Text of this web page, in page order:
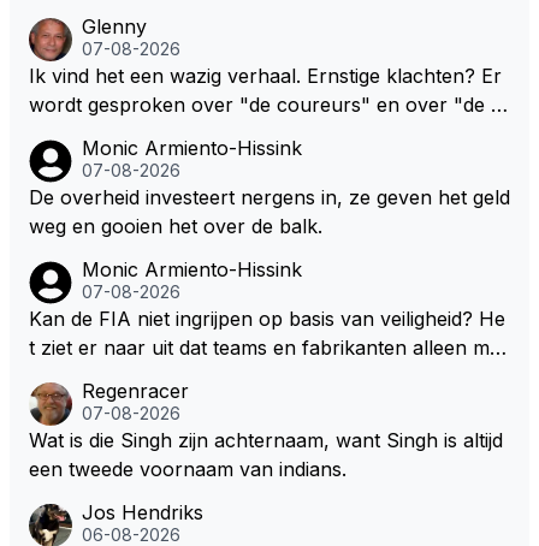
Glenny
07-08-2026
Ik vind het een wazig verhaal. Ernstige klachten? Er
wordt gesproken over "de coureurs" en over "de te
aakt hoe deze standpunten c.q. opvattingen zijn ver
deeld. Ik bedoel, hoeveel coureurs, 2, 8 of meer? E
n hoeveel en welke teams? De coureurs hebben er
deel. Oh ja, welke? Het enige dat concreet is, is de m
edewerking van Pirelli. In mijn ogen wordt het daard
oor lastig om de juiste context te bepalen. Maar welli
Monic Armiento-Hissink
07-08-2026
De overheid investeert nergens in, ze geven het geld
weg en gooien het over de balk.
Monic Armiento-Hissink
07-08-2026
Kan de FIA niet ingrijpen op basis van veiligheid? He
t ziet er naar uit dat teams en fabrikanten alleen ma
hun coureurs op de laatste plaats komt. Eigenlijk he
bben coureurs maar weinig te vertellen over hun ve
iligheid, er wordt toch niet naar ze geluisterd.
Regenracer
07-08-2026
Wat is die Singh zijn achternaam, want Singh is altijd
een tweede voornaam van indians.
Jos Hendriks
06-08-2026